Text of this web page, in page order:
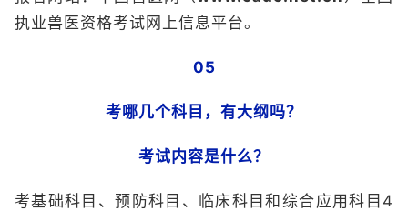
执业兽医资格考试网上信息平台。
05
考哪几个科目，有大纲吗？
考试内容是什么？
考基础科目、预防科目、临床科目和综合应用科目4